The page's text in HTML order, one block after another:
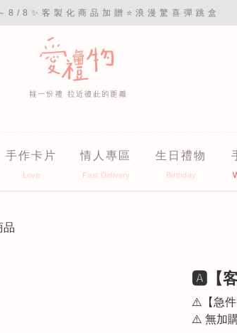
8/8✨客製化商品加贈⭐浪漫驚喜彈跳盒
手作卡片 情人專區 生日禮物
品
🅰︎【
⚠️【急件
⚠️ 無加